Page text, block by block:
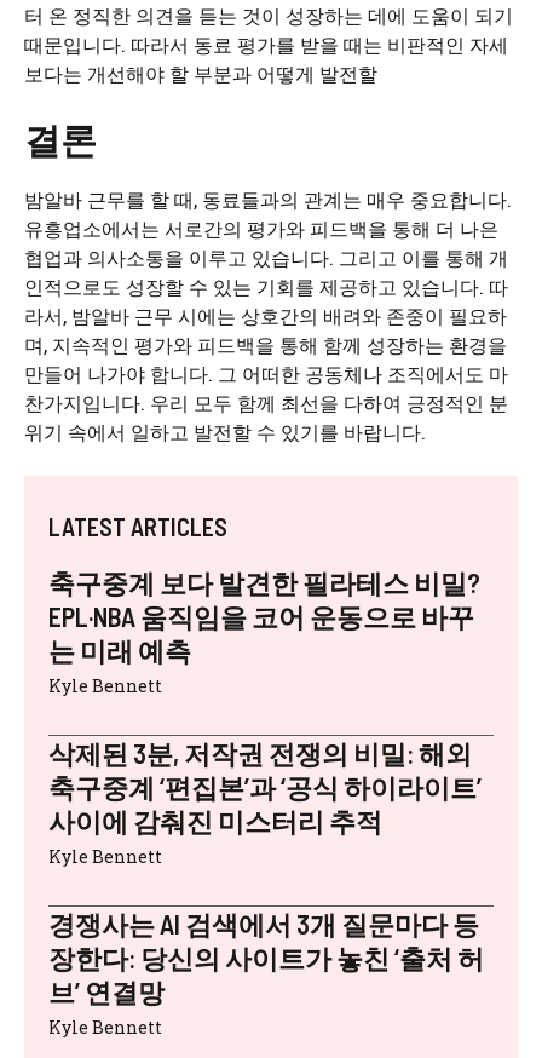
터 온 정직한 의견을 듣는 것이 성장하는 데에 도움이 되기
때문입니다. 따라서 동료 평가를 받을 때는 비판적인 자세
보다는 개선해야 할 부분과 어떻게 발전할
결론
밤알바 근무를 할 때, 동료들과의 관계는 매우 중요합니다.
유흥업소에서는 서로간의 평가와 피드백을 통해 더 나은
협업과 의사소통을 이루고 있습니다. 그리고 이를 통해 개
인적으로도 성장할 수 있는 기회를 제공하고 있습니다. 따
라서, 밤알바 근무 시에는 상호간의 배려와 존중이 필요하
며, 지속적인 평가와 피드백을 통해 함께 성장하는 환경을
만들어 나가야 합니다. 그 어떠한 공동체나 조직에서도 마
찬가지입니다. 우리 모두 함께 최선을 다하여 긍정적인 분
위기 속에서 일하고 발전할 수 있기를 바랍니다.
LATEST ARTICLES
축구중계 보다 발견한 필라테스 비밀?
EPL·NBA 움직임을 코어 운동으로 바꾸
는 미래 예측
Kyle Bennett
삭제된 3분, 저작권 전쟁의 비밀: 해외
축구중계 ‘편집본’과 ‘공식 하이라이트’
사이에 감춰진 미스터리 추적
Kyle Bennett
경쟁사는 AI 검색에서 3개 질문마다 등
장한다: 당신의 사이트가 놓친 ‘출처 허
브’ 연결망
Kyle Bennett